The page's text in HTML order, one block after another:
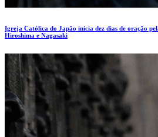
Igreja Católica do Japão inicia dez dias de oração
Hiroshima e Nagasaki